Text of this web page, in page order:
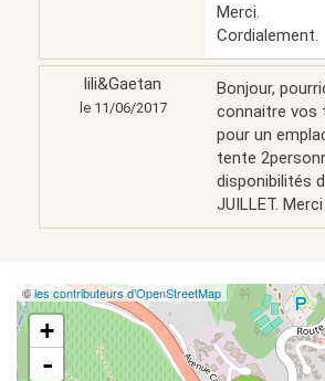
Merci.
Cordialement.
lili&Gaetan
le 11/06/2017
Bonjour,
connaitre vos
pour un
tente
disponibilités
JUILLET. Merci
©les contributeurs d’OpenStreetMap
+
-